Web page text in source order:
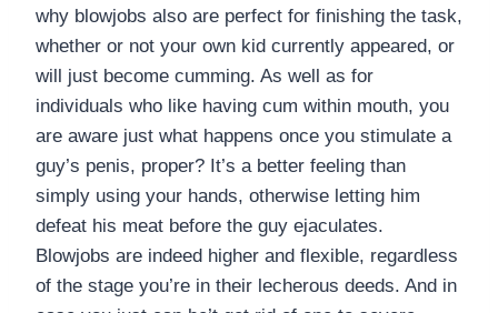
why blowjobs also are perfect for finishing the task,
whether or not your own kid currently appeared, or
will just become cumming. As well as for
individuals who like having cum within mouth, you
are aware just what happens once you stimulate a
guy’s penis, proper? It’s a better feeling than
simply using your hands, otherwise letting him
defeat his meat before the guy ejaculates.
Blowjobs are indeed higher and flexible, regardless
of the stage you’re in their lecherous deeds. And in